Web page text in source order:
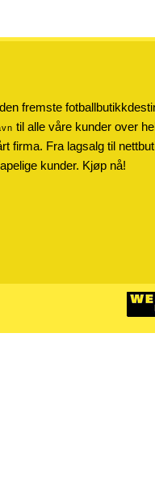
fremste
til alle våre kunder over
firma. Fra lagsalg til
kunder. Kjøp nå!